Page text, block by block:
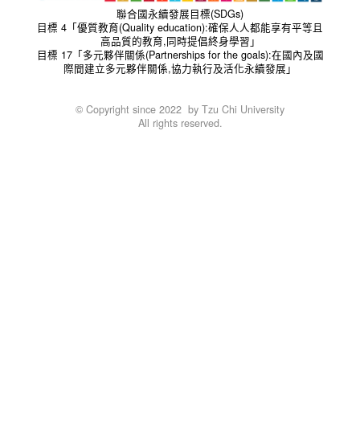
聯合國永續發展目標(SDGs)
目標 4「優質教育(Quality education):確保人人都能享有平等且
高品質的教育,同時提倡終身學習」
目標 17「多元夥伴關係(Partnerships for the goals):在國內及國
際間建立多元夥伴關係,協力執行及活化永續發展」
© Copyright since 2022 by Tzu Chi University
All rights reserved.